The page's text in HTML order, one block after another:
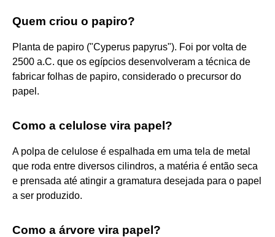
Quem criou o papiro?
Planta de papiro ("Cyperus papyrus"). Foi por volta de
2500 a.C. que os egípcios desenvolveram a técnica de
fabricar folhas de papiro, considerado o precursor do
papel.
Como a celulose vira papel?
A polpa de celulose é espalhada em uma tela de metal
que roda entre diversos cilindros, a matéria é então seca
e prensada até atingir a gramatura desejada para o papel
a ser produzido.
Como a árvore vira papel?